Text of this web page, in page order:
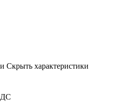
Скрыть характеристики